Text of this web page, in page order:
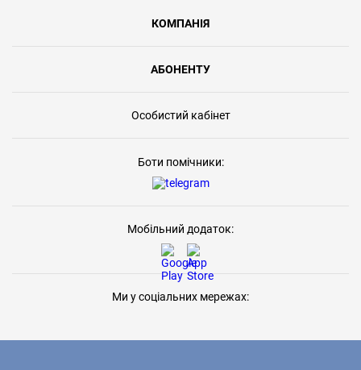
КОМПАНІЯ
АБОНЕНТУ
Особистий кабінет
Боти помічники:
Мобільний додаток:
Ми у соціальних мережах: